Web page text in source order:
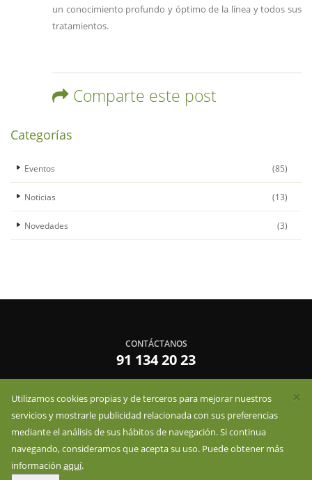
un conocimiento profundo y óptimo de la línea y todos sus
tratamientos.
Comparte este post
Categorías
Eventos (85)
Noticias (13)
Novedades (3)
CONTÁCTANOS
91 134 20 23
infoessentzia@essentzia.es
Essentzia S.L - Avenida la Ballestera 11, 19171, Cabanillas del Campo.
×
Utilizamos cookies propias y de terceros para mejorar nuestros
servicios y mostrarle publicidad relacionada con sus preferencias
mediante el análisis de sus hábitos de navegación. Si continua
navegando, consideramos que acepta su uso. Puede obtener más
información aquí.